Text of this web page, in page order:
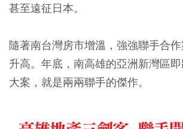
甚至遠征日本。
隨著南台灣房市增溫，強強聯手合
升高。年底，南高雄的亞洲新灣區
大案，就是兩兩聯手的傑作。